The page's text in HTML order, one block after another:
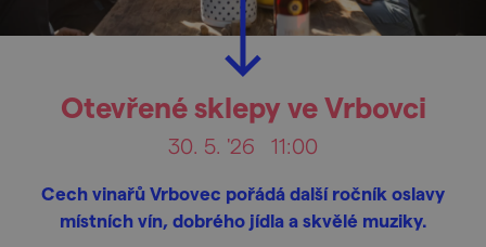
Otevřené sklepy ve Vrbovci
30. 5. '26 11:00
Cech vinařů Vrbovec pořádá další ročník oslavy
místních vín, dobrého jídla a skvělé muziky.